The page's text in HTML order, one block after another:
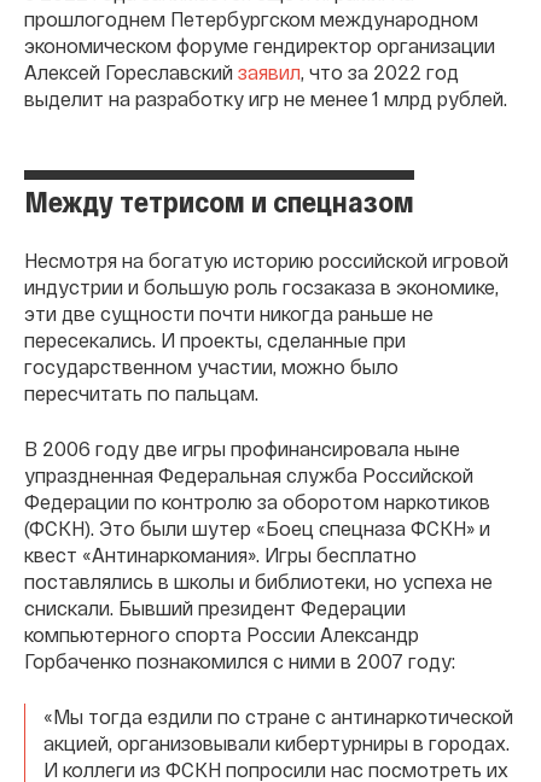
прошлогоднем Петербургском международном
экономическом форуме гендиректор организации
Алексей Гореславский заявил , что за 2022 год
выделит на разработку игр не менее 1 млрд рублей.
Между тетрисом и спецназом
Несмотря на богатую историю российской игровой
индустрии и большую роль госзаказа в экономике,
эти две сущности почти никогда раньше не
пересекались. И проекты, сделанные при
государственном участии, можно было
пересчитать по пальцам.
В 2006 году две игры профинансировала ныне
упраздненная Федеральная служба Российской
Федерации по контролю за оборотом наркотиков
(ФСКН). Это были шутер «Боец спецназа ФСКН» и
квест «Антинаркомания». Игры бесплатно
поставлялись в школы и библиотеки, но успеха не
снискали. Бывший президент Федерации
компьютерного спорта России Александр
Горбаченко познакомился с ними в 2007 году:
«Мы тогда ездили по стране с антинаркотической
акцией, организовывали кибертурниры в городах.
И коллеги из ФСКН попросили нас посмотреть их